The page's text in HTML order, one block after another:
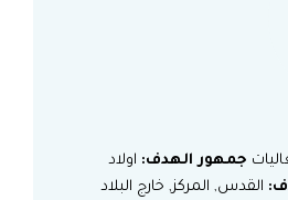
جمهور الهدف: اولاد
القدس, المركز, خارج البلاد